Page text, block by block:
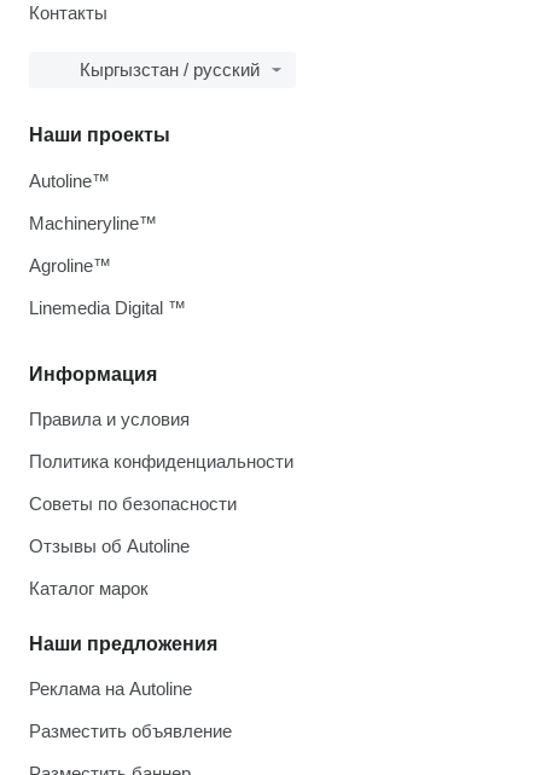
Контакты
Кыргызстан / русский
Информация
Правила и условия
Политика конфиденциальности
Советы по безопасности
Отзывы об Autoline
Каталог марок
Наши предложения
Реклама на Autoline
Разместить объявление
Наши проекты
Autoline™
Machineryline™
Agroline™
Linemedia Digital ™